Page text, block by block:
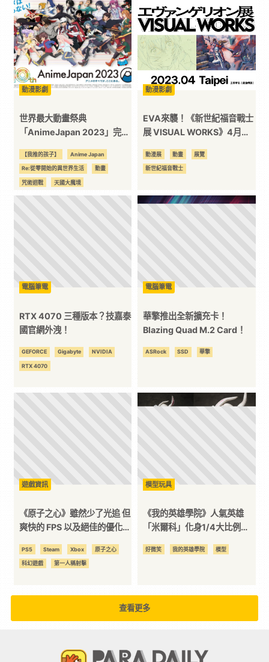
方
位
資
訊
平
台
動漫影劇
世界最大動畫祭典
「AnimeJapan 2023」完整
【我推的孩子】 Anime Japan
Re:從零開始的異世界生活 動畫
咒術迴戰 天國大魔境
我的英雄學院 神劍闖江湖
動漫影劇
EVA來襲！《新世紀福音戰士
展 VISUAL WORKS》4月登
動漫展 動畫 展覽
新世紀福音戰士
電腦筆電
RTX 4070 三種版本？技嘉泰
國官網外洩！
GEFORCE Gigabyte NVIDIA
RTX 4070
電腦筆電
華擎推出全新擴充卡！
Blazing Quad M.2 Card！
ASRock SSD 華擎
遊戲資訊
《原子之心》雖然少了光追 但
爽快的 FPS 以及絕佳的優化為
PS5 Steam Xbox 原子之心
科幻遊戲 第一人稱射擊
模型玩具
《我的英雄學院》人氣英雄
「米爾科」化身1/4大比例模
好微笑 我的英雄學院 模型
查看更多